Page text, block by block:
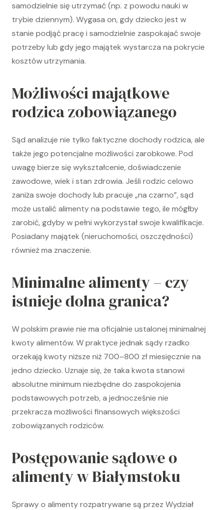
samodzielnie się utrzymać (np. z powodu nauki w
trybie dziennym). Wygasa on, gdy dziecko jest w
stanie podjąć pracę i samodzielnie zaspokajać swoje
potrzeby lub gdy jego majątek wystarcza na pokrycie
kosztów utrzymania.
Możliwości majątkowe
rodzica zobowiązanego
Sąd analizuje nie tylko faktyczne dochody rodzica, ale
także jego potencjalne możliwości zarobkowe. Pod
uwagę bierze się wykształcenie, doświadczenie
zawodowe, wiek i stan zdrowia. Jeśli rodzic celowo
zaniża swoje dochody lub pracuje „na czarno”, sąd
może ustalić alimenty na podstawie tego, ile mógłby
zarobić, gdyby w pełni wykorzystał swoje kwalifikacje.
Posiadany majątek (nieruchomości, oszczędności)
również ma znaczenie.
Minimalne alimenty – czy
istnieje dolna granica?
W polskim prawie nie ma oficjalnie ustalonej minimalnej
kwoty alimentów. W praktyce jednak sądy rzadko
orzekają kwoty niższe niż 700–800 zł miesięcznie na
jedno dziecko. Uznaje się, że taka kwota stanowi
absolutne minimum niezbędne do zaspokojenia
podstawowych potrzeb, a jednocześnie nie
przekracza możliwości finansowych większości
zobowiązanych rodziców.
Postępowanie sądowe o
alimenty w Białymstoku
Sprawy o alimenty rozpatrywane są przez Wydział